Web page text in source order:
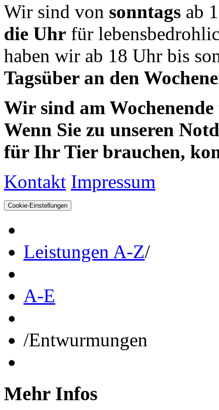
Wir sind von sonntags ab
die Uhr für
haben wir ab 18 Uhr bis
Tagsüber an den
Wir sind am
Wenn Sie zu unseren
für Ihr Tier brauchen,
Kontakt Impressum
Cookie-Einstellungen
Leistungen A-Z/
A-E
/Entwurmungen
Mehr Infos